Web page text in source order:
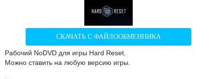
СКАЧАТЬ С ФАЙЛООБМЕННИКА
Рабочий NoDVD для игры Hard Reset.
Можно ставить на любую версию игры.